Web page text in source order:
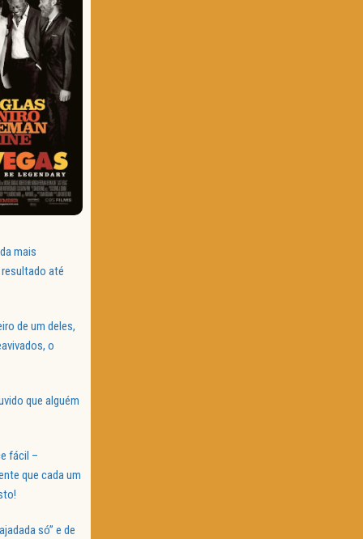
mais
até
de um deles,
o
que alguém
fácil –
que cada um
só” e de